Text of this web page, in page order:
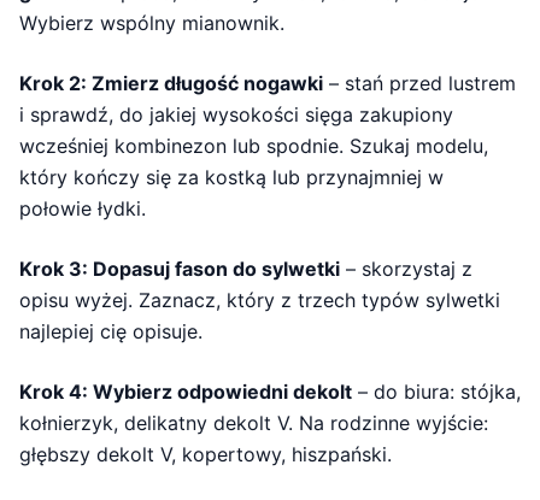
Wybierz wspólny mianownik.
Krok 2: Zmierz długość nogawki – stań przed lustrem
i sprawdź, do jakiej wysokości sięga zakupiony
wcześniej kombinezon lub spodnie. Szukaj modelu,
który kończy się za kostką lub przynajmniej w
połowie łydki.
Krok 3: Dopasuj fason do sylwetki – skorzystaj z
opisu wyżej. Zaznacz, który z trzech typów sylwetki
najlepiej cię opisuje.
Krok 4: Wybierz odpowiedni dekolt – do biura: stójka,
kołnierzyk, delikatny dekolt V. Na rodzinne wyjście:
głębszy dekolt V, kopertowy, hiszpański.